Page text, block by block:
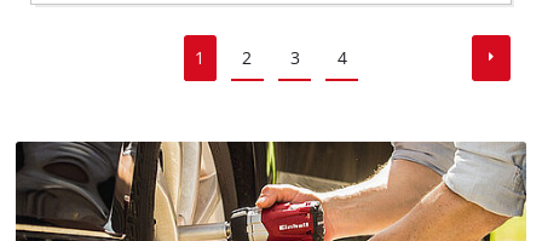
1 2 3 4